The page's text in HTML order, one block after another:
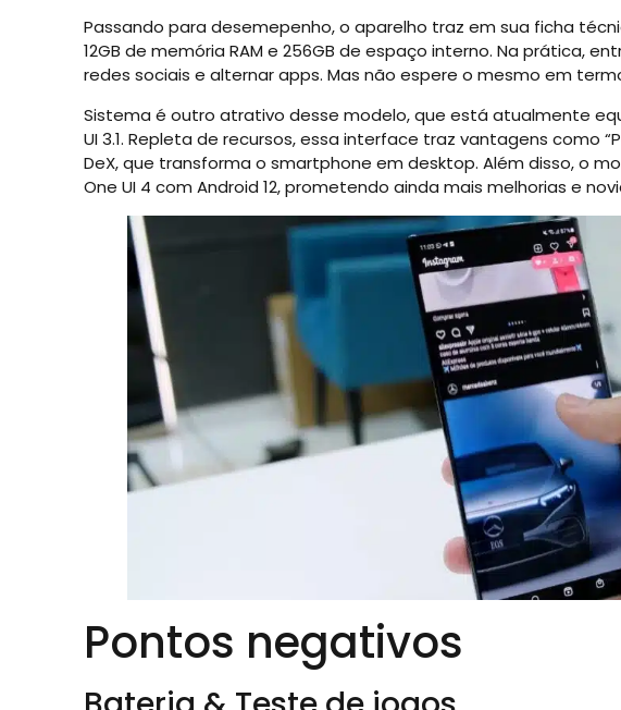
Passando para desemepenho, o aparelho traz em sua ficha
12GB de memória RAM e 256GB de espaço interno. Na prática,
redes sociais e alternar apps. Mas não espere o mesmo em
Sistema é outro atrativo desse modelo, que está atualmente
UI 3.1. Repleta de recursos, essa interface traz vantagens como
DeX, que transforma o smartphone em desktop. Além disso, o
One UI 4 com Android 12, prometendo ainda mais melhorias e
Pontos negativos